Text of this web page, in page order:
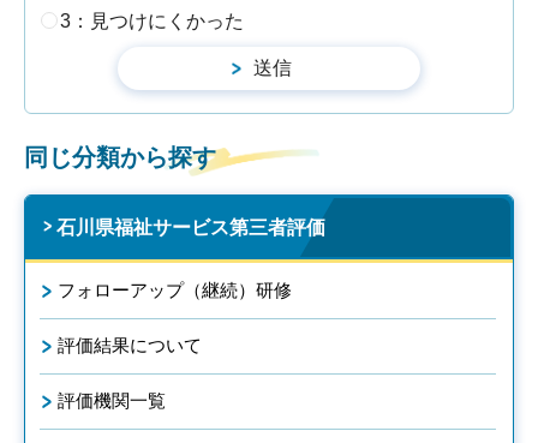
3：見つけにくかった
同じ分類から探す
石川県福祉サービス第三者評価
フォローアップ（継続）研修
評価結果について
評価機関一覧